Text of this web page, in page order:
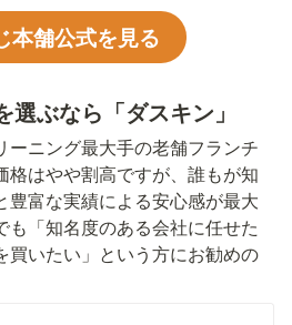
本舗公式を見る
ぶなら「ダスキン」
ーニング最大手の老舗フランチ
格はやや割高ですが、誰もが知
豊富な実績による安心感が最大
も「知名度のある会社に任せた
買いたい」という方にお勧めの